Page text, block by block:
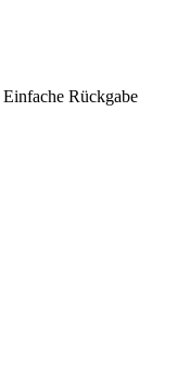
Einfache Rückgabe